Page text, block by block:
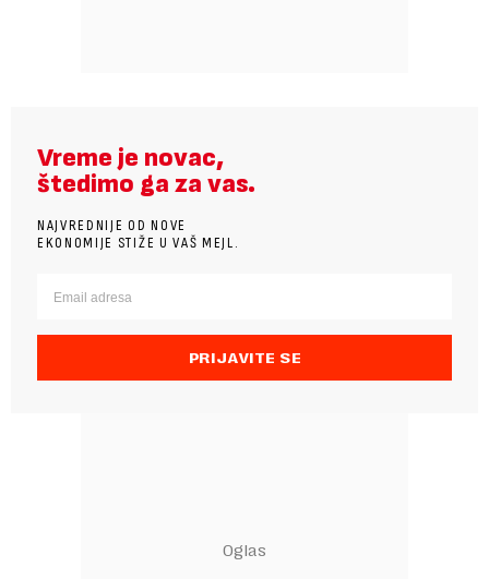
Vreme je novac,
štedimo ga za vas.
NAJVREDNIJE OD NOVE
EKONOMIJE STIŽE U VAŠ MEJL.
PRIJAVITE SE